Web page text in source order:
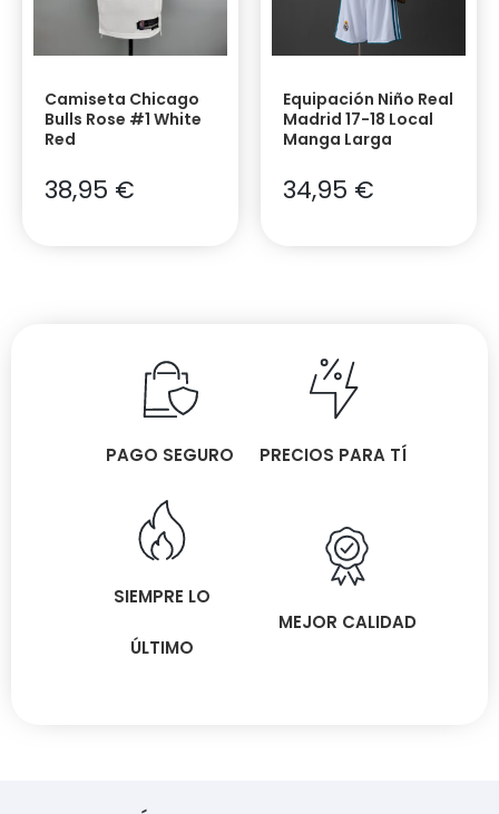
Camiseta Chicago
Bulls Rose #1 White
Red
38,95 €
Equipación Niño Real
Madrid 17-18 Local
Manga Larga
34,95 €
PAGO SEGURO PRECIOS PARA TÍ
SIEMPRE LO
ÚLTIMO
MEJOR CALIDAD